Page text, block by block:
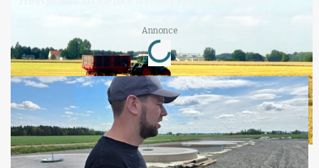
Annonce
Loading...